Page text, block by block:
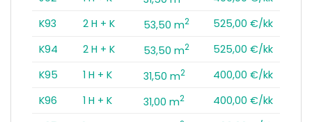
K93
2 H + K 53,50 m2
525,00 €/kk
K94
2 H + K 53,50 m2
525,00 €/kk
K95
1 H + K 31,50 m2
400,00 €/kk
K96
1 H + K 31,00 m2
400,00 €/kk